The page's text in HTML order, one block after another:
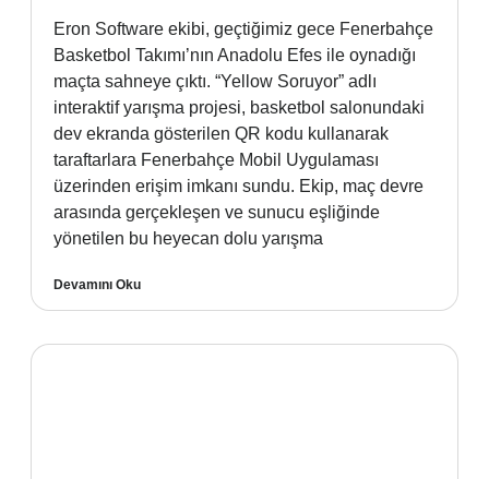
Eron Software ekibi, geçtiğimiz gece Fenerbahçe
Basketbol Takımı’nın Anadolu Efes ile oynadığı
maçta sahneye çıktı. “Yellow Soruyor” adlı
interaktif yarışma projesi, basketbol salonundaki
dev ekranda gösterilen QR kodu kullanarak
taraftarlara Fenerbahçe Mobil Uygulaması
üzerinden erişim imkanı sundu. Ekip, maç devre
arasında gerçekleşen ve sunucu eşliğinde
yönetilen bu heyecan dolu yarışma
Devamını Oku